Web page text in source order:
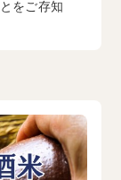
をご存知